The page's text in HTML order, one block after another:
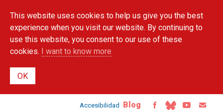
main
content
This website uses cookies to help us give you the best
experience when you visit our website. By continuing to
use this website, you consent to our use of these
cookies. I want to know more
Accesibilidad Blog